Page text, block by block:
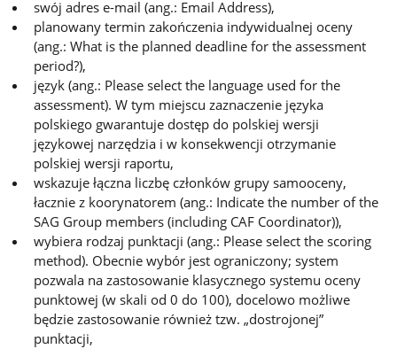
swój adres e-mail (ang.: Email Address),
planowany termin zakończenia indywidualnej oceny
(ang.: What is the planned deadline for the assessment
period?),
język (ang.: Please select the language used for the
assessment). W tym miejscu zaznaczenie języka
polskiego gwarantuje dostęp do polskiej wersji
językowej narzędzia i w konsekwencji otrzymanie
polskiej wersji raportu,
wskazuje łączna liczbę członków grupy samooceny,
łacznie z koorynatorem (ang.: Indicate the number of the
SAG Group members (including CAF Coordinator)),
wybiera rodzaj punktacji (ang.: Please select the scoring
method). Obecnie wybór jest ograniczony; system
pozwala na zastosowanie klasycznego systemu oceny
punktowej (w skali od 0 do 100), docelowo możliwe
będzie zastosowanie również tzw. „dostrojonej”
punktacji,